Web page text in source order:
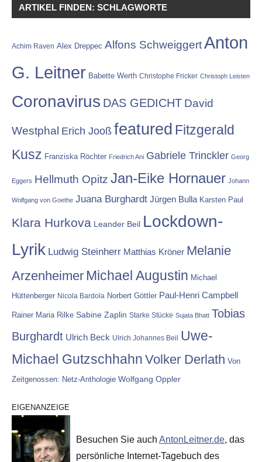
ARTIKEL FINDEN: SCHLAGWORTE
Achim Raven Alex Dreppec Alfons Schweiggert Anton
G. Leitner Babette Werth Christophe Fricker Christoph Leisten
Coronavirus DAS GEDICHT David
Westphal Erich Jooß featured Fitzgerald
Kusz Franziska Röchter Friedrich Ani Gabriele Trinckler Georg
Eggers Hellmuth Opitz Jan-Eike Hornauer Johann
Wolfgang von Goethe Juana Burghardt Jürgen Bulla Karsten Paul
Klara Hurkova Leander Beil Lockdown-
Lyrik Ludwig Steinherr Matthias Kröner Melanie
Arzenheimer Michael Augustin Michael
Hüttenberger Nicola Bardola Norbert Göttler Paul-Henri Campbell
Rainer Maria Rilke Sabine Zaplin Starke Stücke Sujata Bhatt Tobias
Burghardt Ulrich Beck Ulrich Johannes Beil Uwe-
Michael Gutzschhahn Volker Derlath Von
Zeitgenossen: Netz-Anthologie Wolfgang Oppler
EIGENANZEIGE
Besuchen Sie auch AntonLeitner.de, das
persönliche Internet-Tagebuch des